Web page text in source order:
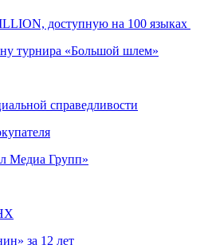
доступную на 100 языках
турнира «Большой шлем»
справедливости
Медиа Групп»
за 12 лет